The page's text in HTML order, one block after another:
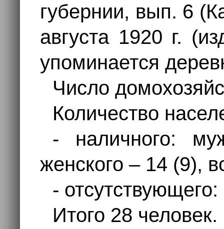
губернии, вып. 6
августа 1920 г.
упоминается
Число
Количество
- наличного:
женского – 14 (9),
-
Итого 28 человек.